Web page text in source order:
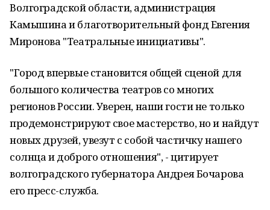
Волгоградской области, администрация
Камышина и благотворительный фонд Евгения
Миронова "Театральные инициативы".
"Город впервые становится общей сценой для
большого количества театров со многих
регионов России. Уверен, наши гости не только
продемонстрируют свое мастерство, но и найдут
новых друзей, увезут с собой частичку нашего
солнца и доброго отношения", - цитирует
волгоградского губернатора Андрея Бочарова
его пресс-служба.